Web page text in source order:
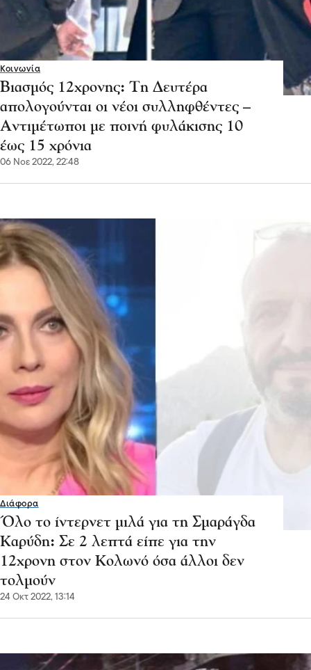
Κοινωνία
Βιασμός 12χρονης: Τη Δευτέρα
απολογούνται οι νέοι συλληφθέντες –
Αντιμέτωποι με ποινή φυλάκισης 10
έως 15 χρόνια
06 Νοε 2022, 22:48
Διάφορα
Όλο το ίντερνετ μιλά για τη Σμαράγδα
Καρύδη: Σε 2 λεπτά είπε για την
12χρονη στον Κολωνό όσα άλλοι δεν
τολμούν
24 Οκτ 2022, 13:14